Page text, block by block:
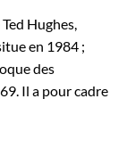
Hughes,
en 1984 ;
des
Il a pour cadre